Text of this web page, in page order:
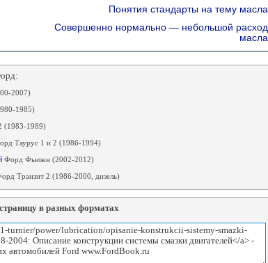
Понятия стандарты на тему масла
Совершенно нормально — небольшой расход
масла
2007)
1985)
(1983-1989)
Таурус 1 и 2 (1986-1994)
Форд Фьюжн (2002-2012)
Транзит 2 (1986-2000, дизель)
в разных форматах